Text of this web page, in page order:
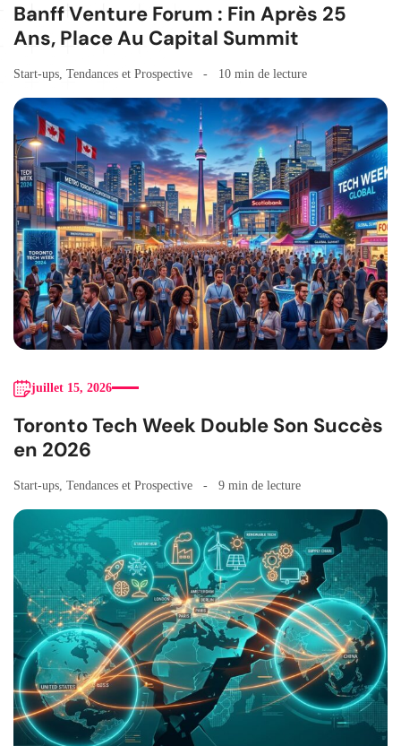
Banff Venture Forum : Fin Après 25
Ans, Place Au Capital Summit
Start-ups, Tendances et Prospective 10 min de lecture
juillet 15, 2026
Toronto Tech Week Double Son Succès
en 2026
Start-ups Tendances et Prospective 9 min de lecture